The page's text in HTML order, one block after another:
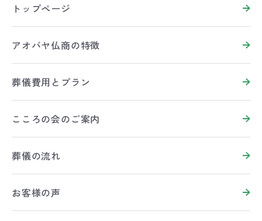
トップページ
アオバヤ仏商の特徴
葬儀費用とプラン
こころの会のご案内
葬儀の流れ
お客様の声